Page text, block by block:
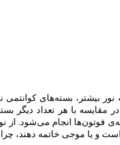
بیشتر، بسته‌های کوانتمی
مقایسه با هر تعداد دیگر
فوتون‌ها انجام می‌شود. از
و یا موجی خاتمه دهند،